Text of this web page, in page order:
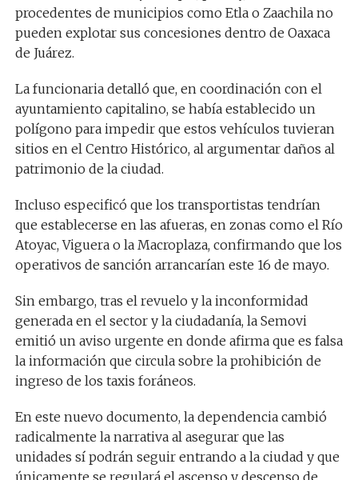
procedentes de municipios como Etla o Zaachila no
pueden explotar sus concesiones dentro de Oaxaca
de Juárez.
La funcionaria detalló que, en coordinación con el
ayuntamiento capitalino, se había establecido un
polígono para impedir que estos vehículos tuvieran
sitios en el Centro Histórico, al argumentar daños al
patrimonio de la ciudad.
Incluso especificó que los transportistas tendrían
que establecerse en las afueras, en zonas como el Río
Atoyac, Viguera o la Macroplaza, confirmando que los
operativos de sanción arrancarían este 16 de mayo.
Sin embargo, tras el revuelo y la inconformidad
generada en el sector y la ciudadanía, la Semovi
emitió un aviso urgente en donde afirma que es falsa
la información que circula sobre la prohibición de
ingreso de los taxis foráneos.
En este nuevo documento, la dependencia cambió
radicalmente la narrativa al asegurar que las
unidades sí podrán seguir entrando a la ciudad y que